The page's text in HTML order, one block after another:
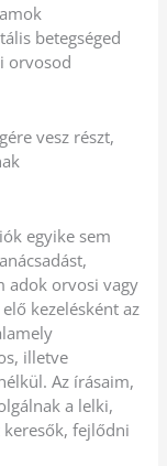
betegséged
orvosod
vesz részt,
egyike sem
adok orvosi vagy
kezelésként az
illetve
Az írásaim,
a lelki,
fejlődni